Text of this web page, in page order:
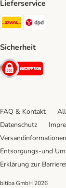
Lieferservice
DHL Shipping
Sicherheit
Security
FAQ & Kontakt
Datenschutz
Versandinformationen
Entsorgungs-und
Erklärung zur
bitiba GmbH 2026